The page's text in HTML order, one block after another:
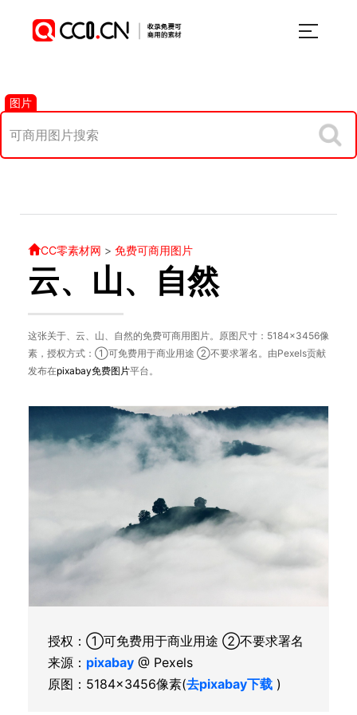
图片
CC零素材网 > 免费可商用图片
云、山、自然
这张关于、云、山、自然的免费可商用图片。原图尺寸：5184×3456像
素，授权方式：①可免费用于商业用途 ②不要求署名。由Pexels贡献
发布在pixabay免费图片平台。
授权：①可免费用于商业用途 ②不要求署名
来源： pixabay @ Pexels
原图：5184×3456像素(去pixabay下载 )